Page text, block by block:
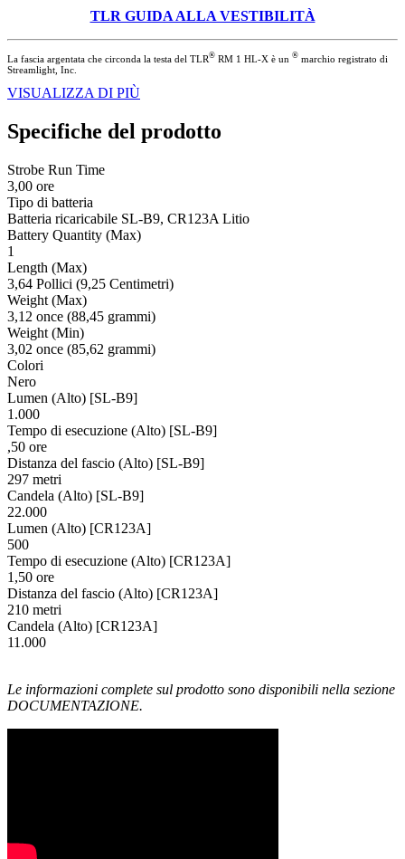
TLR GUIDA ALLA VESTIBILITÀ
La fascia argentata che circonda la testa del TLR® RM 1 HL-X è un ® marchio registrato di
Streamlight, Inc.
VISUALIZZA DI PIÙ
Specifiche del prodotto
Strobe Run Time
3,00 ore
Tipo di batteria
Batteria ricaricabile SL-B9, CR123A Litio
Battery Quantity (Max)
1
Length (Max)
3,64 Pollici (9,25 Centimetri)
Weight (Max)
3,12 once (88,45 grammi)
Weight (Min)
3,02 once (85,62 grammi)
Colori
Nero
Lumen (Alto) [SL-B9]
1.000
Tempo di esecuzione (Alto) [SL-B9]
,50 ore
Distanza del fascio (Alto) [SL-B9]
297 metri
Candela (Alto) [SL-B9]
22.000
Lumen (Alto) [CR123A]
500
Tempo di esecuzione (Alto) [CR123A]
1,50 ore
Distanza del fascio (Alto) [CR123A]
210 metri
Candela (Alto) [CR123A]
11.000
Le informazioni complete sul prodotto sono disponibili nella sezione
DOCUMENTAZIONE.